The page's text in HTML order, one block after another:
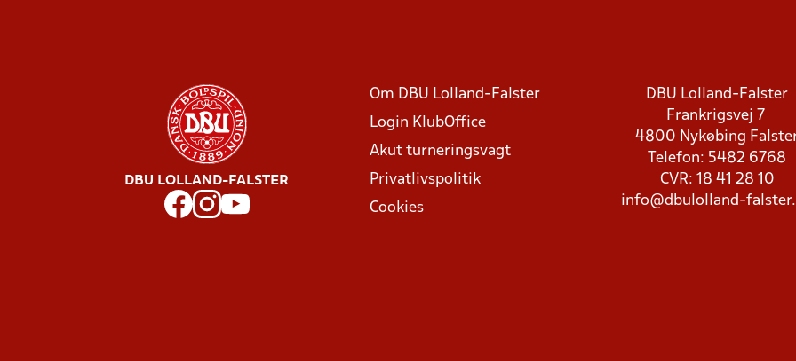
DBU LOLLAND-FALSTER
Om DBU Lolland-Falster
Login KlubOffice
Akut turneringsvagt
Privatlivspolitik
Cookies
DBU Lolland-Falster
Frankrigsvej 7
4800 Nykøbing
Telefon: 5482 6768
CVR: 18 41 28 10
info@dbulolland-